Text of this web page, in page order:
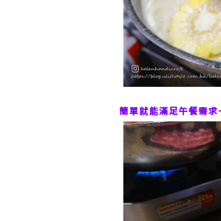
簡單就能滿足午餐需求